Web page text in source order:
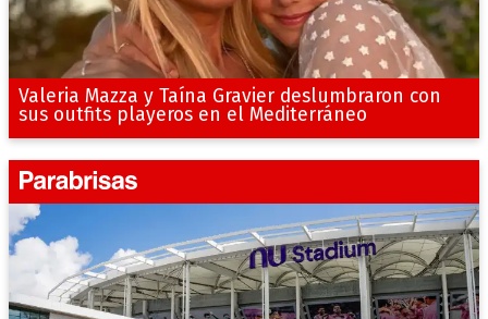
Valeria Mazza y Taína Gravier deslumbraron con
sus outfits playeros en el Mediterráneo